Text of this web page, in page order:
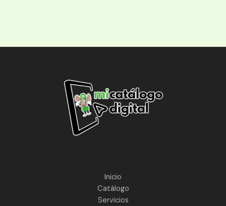
Inicio
Catálogo
Servicios